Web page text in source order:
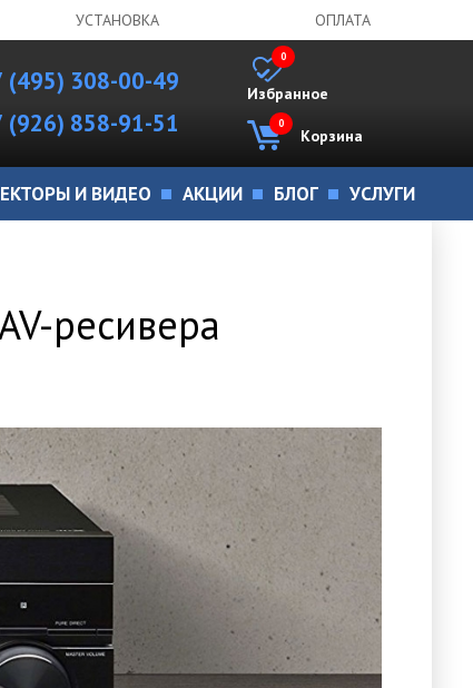
УСТАНОВКА ОПЛАТА
(495) 308-00-49
(926) 858-91-51
Избранное
0
Корзина
0
И ВИДЕО АКЦИИ БЛОГ УСЛУГИ
ресивера